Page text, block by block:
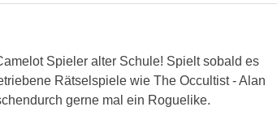
Spieler alter Schule! Spielt sobald es
Rätselspiele wie The Occultist - Alan
gerne mal ein Roguelike.